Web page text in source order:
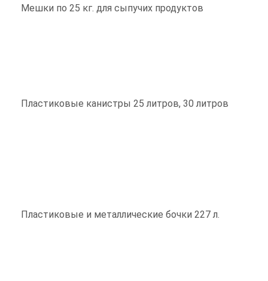
Мешки по 25 кг. для сыпучих продуктов
Пластиковые канистры 25 литров, 30 литров
Пластиковые и металлические бочки 227 л.